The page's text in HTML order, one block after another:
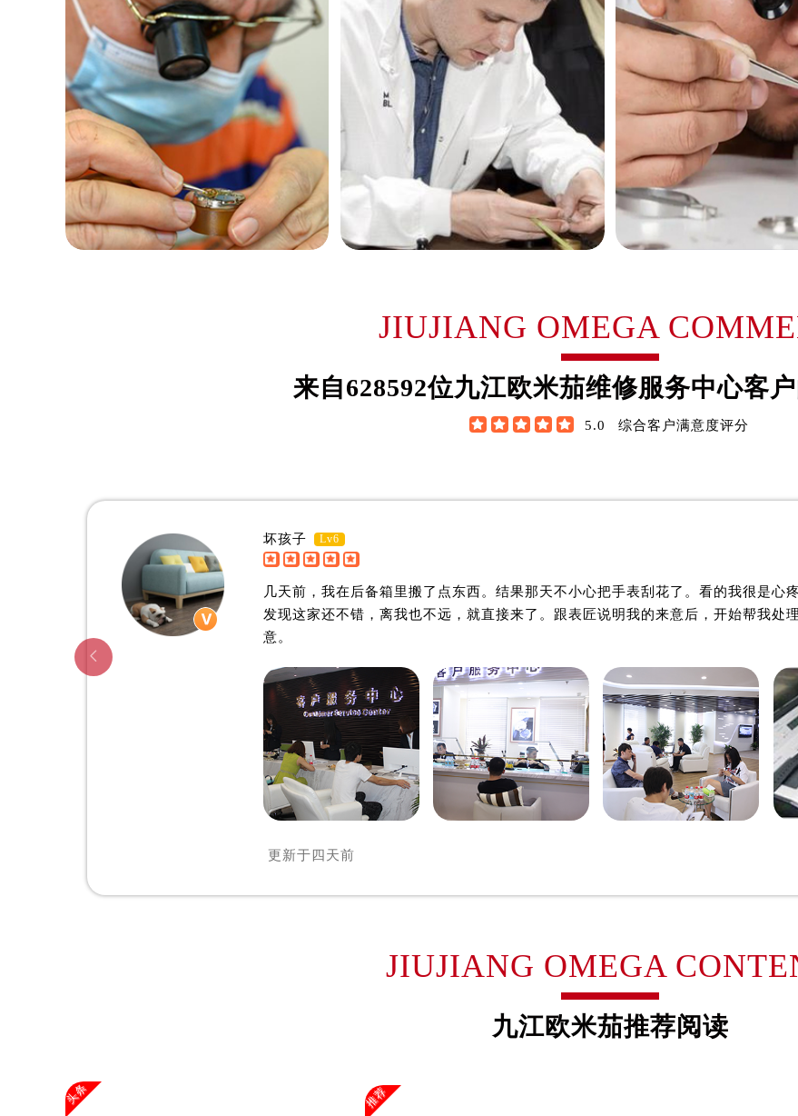
黑龙江省牡丹江市东安区太平路欧米茄售后服务中心（需提前预约）
黑龙江省七台河市桃山区大同街欧米茄售后服务中心（需提前预约）
黑龙江省齐齐哈尔市龙沙区龙华路欧米茄售后服务中心（需提前预约）
黑龙江省双鸭山市尖山区新兴大街欧米茄售后服务中心（需提前预约）
黑龙江省绥化市北林区新华街与康庄路交叉口欧米茄售后服务中心（需提前预约）
黑龙江省伊春市伊美区通河路欧米茄售后服务中心（需提前预约）
吉林省白城市洮北区明仁南街欧米茄售后服务中心（需提前预约）
吉林省白山市浑江区浑江大街欧米茄售后服务中心（需提前预约）
吉林省吉林市船营区河南街欧米茄售后服务中心（需提前预约）
吉林省辽源市龙山区人民大街欧米茄售后服务中心（需提前预约）
吉林省松原市宁江区五环大街欧米茄售后服务中心（需提前预约）
吉林省通化市东昌区环通乡江南大街欧米茄售后服务中心（需提前预约）
辽宁省鞍山市铁东区站前街欧米茄售后服务中心（需提前预约）
辽宁省本溪市平山区胜利路欧米茄售后服务中心（需提前预约）
辽宁省葫芦岛市连山区中央路欧米茄售后服务中心（需提前预约）
辽宁省锦州市古塔区中央大街欧米茄售后服务中心（需提前预约）
辽宁省辽阳市白塔区新运大街欧米茄售后服务中心（需提前预约）
辽宁省盘锦市兴隆台区石油大街欧米茄售后服务中心（需提前预约）
辽宁省铁岭市银州区南马路欧米茄售后服务中心（需提前预约）
辽宁省营口市站前区市府路与渤海大街交叉口欧米茄售后服务中心（需提前预约）
辽宁省沈阳市沈河区中街路137号亨得利名表维修授权店1楼欧米茄售后服务中心（需提前预约）
辽宁省沈阳市沈河区中街路83号亨得利名表维修授权店1楼欧米茄售后服务中心（需提前预约）
北京市朝阳区建国门外大街甲6号华熙国际中心D座11层1102室欧米茄售后服务中心（需提前预约
北京市东城区东长安街1号王府井东方广场W3座6层602室欧米茄售后服务中心（需提前预约）
河北省保定市竞秀区朝阳北大街北国先天下欧米茄售后服务中心（需提前预约）
内蒙古自治区阿拉善盟市左旗土尔扈特大街欧米茄售后服务中心（需提前预约）
内蒙古自治区巴彦淖尔市临河区新华街欧米茄售后服务中心（需提前预约）
内蒙古自治区赤峰市红山区哈达街欧米茄售后服务中心（需提前预约）
内蒙古自治区呼伦贝尔市海拉尔区中央街欧米茄售后服务中心（需提前预约）
内蒙古自治区通辽市科尔沁区明仁大街欧米茄售后服务中心（需提前预约）
内蒙古自治区乌海市海勃湾区人民南路欧米茄售后服务中心（需提前预约）
内蒙古自治区乌兰察布市集宁区恩和大街欧米茄售后服务中心（需提前预约）
山西省大同市平城区迎宾街欧米茄售后服务中心（需提前预约）
九江欧米茄维修中心
约翰·维尔逊
是九江欧米茄维修服务中心
(九江欧米茄维修保养中心)
詹姆士·布朗
资深欧米茄制表师
是九江欧米茄维修服务
(九江欧米茄维修保养中
的高级技师之一
JIUJIANG OMEGA
来自628592位九江欧米茄维修服务中心客
     5.0 综合客户满意度评分
坏孩子 Lv6
几天前，我在后备箱里搬了点东西。结果那天不小心把手表刮花了。看的我很是心
发现这家还不错，离我也不远，就直接来了。跟表匠说明我的来意后，开始帮我处
意。
更新于 四天前

JIUJIANG OMEGA
九江欧米茄推荐阅读
头条 推荐